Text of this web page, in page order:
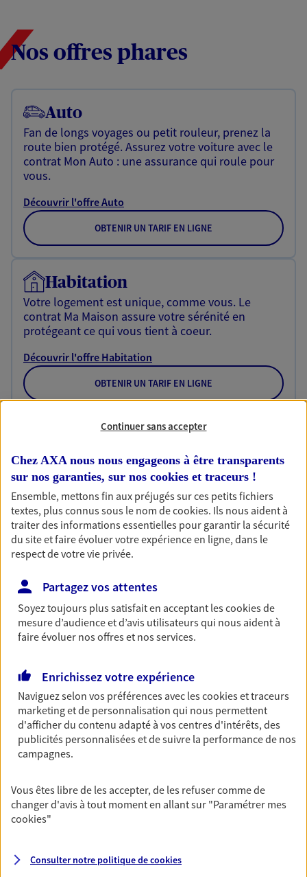
Nos offres phares
Auto
Fan de longs voyages ou petit rouleur, prenez la
route bien protégé. Assurez votre voiture avec le
contrat Mon Auto : une assurance qui roule pour
vous.
Découvrir l'offre Auto
OBTENIR UN TARIF EN LIGNE
Habitation
Votre logement est unique, comme vous. Le
contrat Ma Maison assure votre sérénité en
protégeant ce qui vous tient à coeur.
Découvrir l'offre Habitation
OBTENIR UN TARIF EN LIGNE
Garantie Accidents de la Vie
Bricoleuse, féru de jardinage, pâtissier en herbe
ou grande lectrice… personne n'est à l'abri d'un
accident du quotidien. Avec Ma Protection
Accident, protégez votre qualité de vie et vos
revenus.
Découvrir l'offre Garantie Accidents de la Vie
Multirisque Entreprise
Gagnez en simplicité et en sérénité avec votre
unique pour protéger vos locaux, matériels pro,
équipements et stocks… sans oublier votre
responsabilité civile.
Découvrir l'offre Multirisque Entreprise
VOIR TOUTES NOS OFFRES
Continuer sans accepter
Chez AXA nous nous engageons à être transparents
sur nos garanties, sur nos cookies et traceurs !
Ensemble, mettons fin aux préjugés sur ces petits fichiers
textes, plus connus sous le nom decookies. Ils nous aident à
traiter des informations essentielles pour garantir la sécurité
du site et faire évoluer votre expérience en ligne, dans le
respect de votre vie privée.
Partagez vos attentes
Soyez toujours plus satisfait en acceptant lescookiesde
mesure d’audience et d’avis utilisateurs qui nous aident à
faire évoluer nos offres et nos services.
Enrichissez votre expérience
Naviguez selon vos préférences avec lescookies et traceurs
marketing et de personnalisation qui nous permettent
d'afficher du contenu adapté à vos centres d'intérêts, des
publicités personnalisées et de suivre la performance de nos
campagnes.
Vous êtes libre de les accepter, de les refuser comme de
changer d'avis à tout moment en allant sur "Paramétrer mes
cookies"
Consulter notre politique decookies